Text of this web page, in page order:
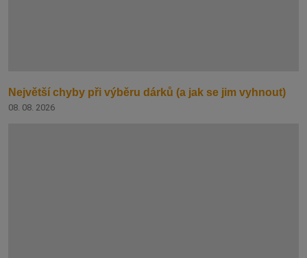
Největší chyby při výběru dárků (a jak se jim vyhnout)
08. 08. 2026